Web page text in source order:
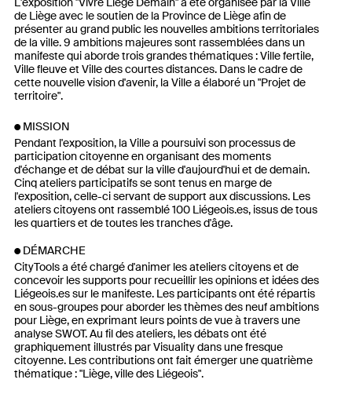
de Liège avec le soutien de la Province de Liège afin de
présenter au grand public les nouvelles ambitions territoriales
de la ville. 9 ambitions majeures sont rassemblées dans un
manifeste qui aborde trois grandes thématiques : Ville fertile,
Ville fleuve et Ville des courtes distances. Dans le cadre de
cette nouvelle vision d'avenir, la Ville a élaboré un "Projet de
territoire".
MISSION
Pendant l'exposition, la Ville a poursuivi son processus de
participation citoyenne en organisant des moments
d'échange et de débat sur la ville d'aujourd'hui et de demain.
Cinq ateliers participatifs se sont tenus en marge de
l'exposition, celle-ci servant de support aux discussions. Les
ateliers citoyens ont rassemblé 100 Liégeois.es, issus de tous
les quartiers et de toutes les tranches d'âge.
DÉMARCHE
CityTools a été chargé d'animer les ateliers citoyens et de
concevoir les supports pour recueillir les opinions et idées des
Liégeois.es sur le manifeste. Les participants ont été répartis
en sous-groupes pour aborder les thèmes des neuf ambitions
pour Liège, en exprimant leurs points de vue à travers une
analyse SWOT. Au fil des ateliers, les débats ont été
graphiquement illustrés par Visuality dans une fresque
citoyenne. Les contributions ont fait émerger une quatrième
thématique : "Liège, ville des Liégeois".